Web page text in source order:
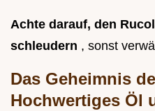
Achte darauf, den
schleudern , sonst
Das Geheimnis
Hochwertiges Öl